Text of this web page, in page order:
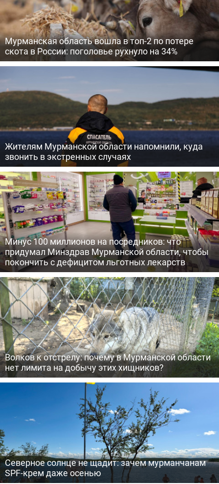
Мурманская область вошла в топ-2 по потере
скота в России: поголовье рухнуло на 34%
Жителям Мурманской области напомнили, куда
звонить в экстренных случаях
Минус 100 миллионов на посредников: что
придумал Минздрав Мурманской области, чтобы
покончить с дефицитом льготных лекарств
Волков к отстрелу: почему в Мурманской области
нет лимита на добычу этих хищников?
Северное солнце не щадит: зачем мурманчанам
SPF-крем даже осенью